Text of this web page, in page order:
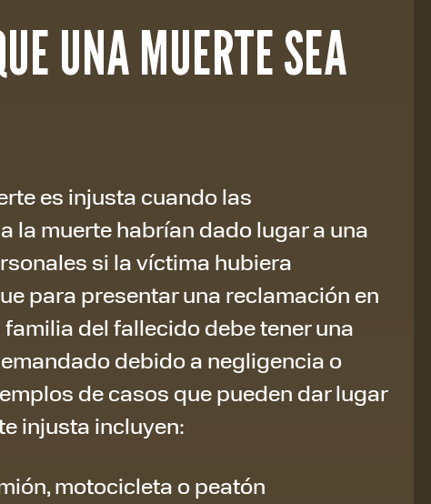
UNA MUERTE SEA
es injusta cuando las
la muerte habrían dado lugar a una
si la víctima hubiera
para presentar una reclamación en
del fallecido debe tener una
debido a negligencia o
de casos que pueden dar lugar
injusta incluyen:
motocicleta o peatón